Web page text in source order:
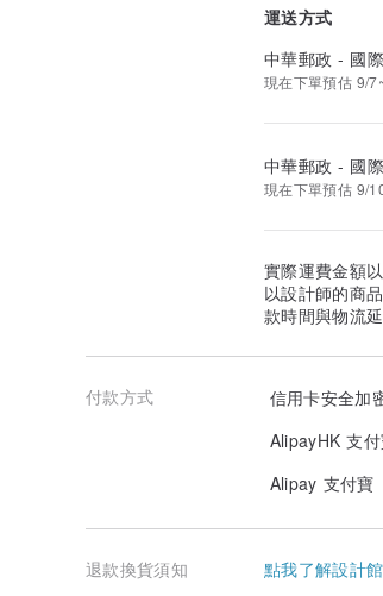
運送方式
中華郵政 - 國
現在下單預估 9/
中華郵政 - 國
現在下單預估 9/
實際運費金額
以設計師的商
款時間與物流延
付款方式
信用卡安全加
AlipayHK 支
Alipay 支付寶
退款換貨須知 點我了解設計